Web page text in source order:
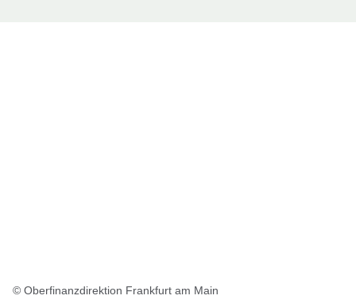
© Oberfinanzdirektion Frankfurt am Main